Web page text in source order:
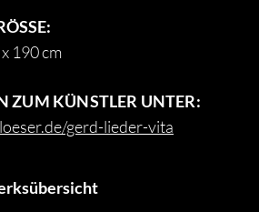
190 cm
ZUM KÜNSTLER UNTER:
gerd-lieder-vita